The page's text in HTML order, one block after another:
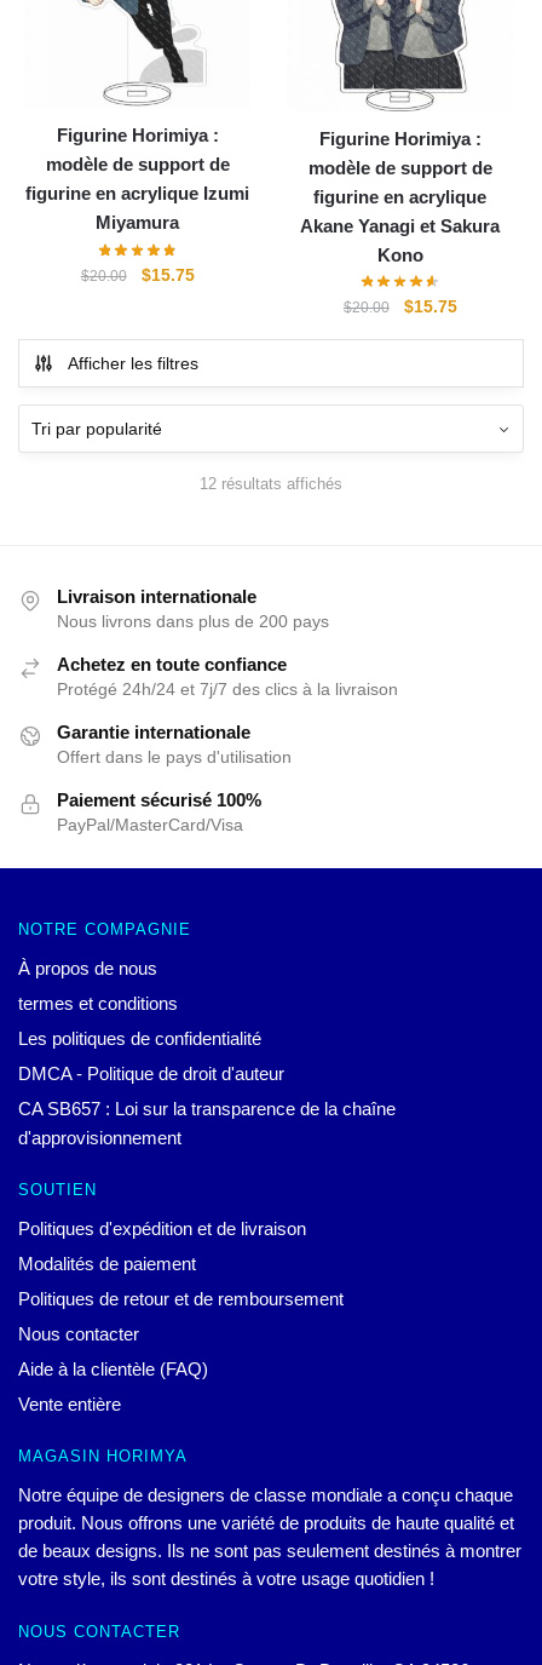
Figurine Horimiya :
modèle de support de
figurine en acrylique Izumi
Miyamura
$20.00
Le
était :
$15.75Le
Figurine Horimiya :
modèle de support de
figurine en acrylique
Akane Yanagi et Sakura
Kono
$20.00
Le
était :
$20.00.
$15.75Le
est :
$15.75.
Afficher les filtres
12 résultats affichés
Livraison internationale
Nous livrons dans plus de 200 pays
Achetez en toute confiance
Protégé 24h/24 et 7j/7 des clics à la livraison
Garantie internationale
Offert dans le pays d'utilisation
Paiement sécurisé 100%
PayPal/MasterCard/Visa
NOTRE COMPAGNIE
À propos de nous
termes et conditions
Les politiques de confidentialité
DMCA - Politique de droit d'auteur
CA SB657 : Loi sur la transparence de la chaîne
d'approvisionnement
SOUTIEN
Politiques d'expédition et de livraison
Modalités de paiement
Politiques de retour et de remboursement
Nous contacter
Aide à la clientèle (FAQ)
Vente entière
MAGASIN HORIMYA
Notre équipe de designers de classe mondiale a conçu chaque
produit. Nous offrons une variété de produits de haute qualité et
de beaux designs. Ils ne sont pas seulement destinés à montrer
votre style, ils sont destinés à votre usage quotidien !
NOUS CONTACTER